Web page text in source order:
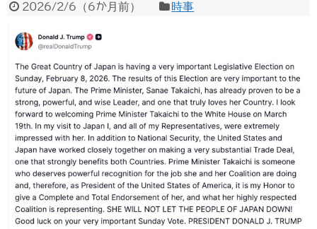
2026/2/6 （6か月前） 時事